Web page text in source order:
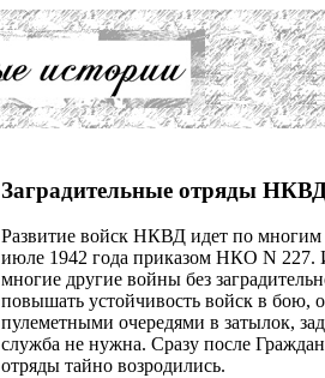
Заградительные отряды
Развитие войск НКВД идет по многим
июле 1942 года приказом НКО N 227.
многие другие войны без
повышать устойчивость войск в бою,
пулеметными очередями в затылок,
служба не нужна. Сразу после
отряды тайно возродились.